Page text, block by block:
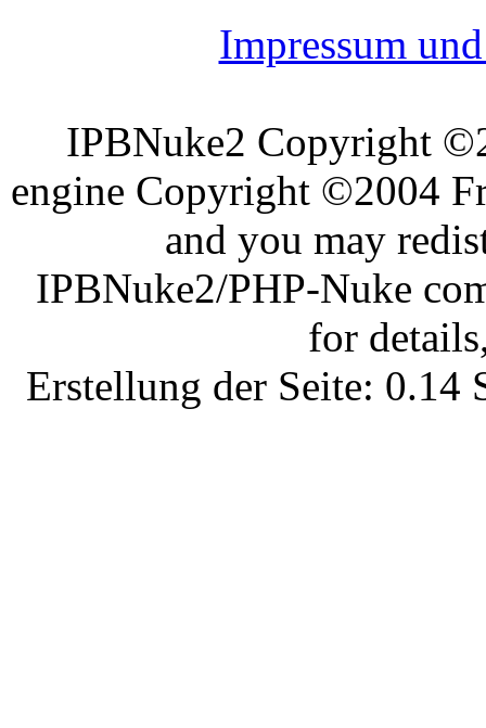
Impressum
IPBNuke2 Copyright
engine Copyright ©2004
and you may
IPBNuke2/PHP-Nuke
for
Erstellung der Seite: 0.14